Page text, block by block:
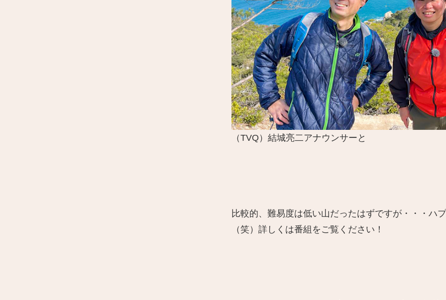
（TVQ）結城亮二アナウンサーと
比較的、難易度は低い山だったはずですが・・・ハ
（笑）詳しくは番組をご覧ください！